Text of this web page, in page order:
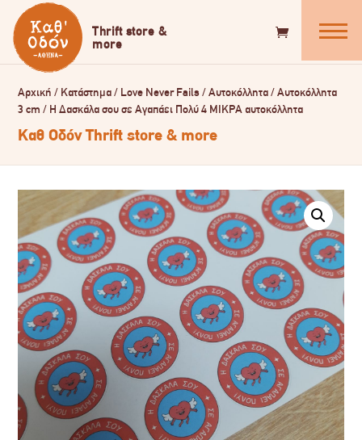
Αρχική / Κατάστημα/ Love Never Fails/Αυτοκόλλητα/Αυτοκόλλητα
3 cm / Η Δασκάλα σου σε Αγαπάει Πολύ 4 ΜΙΚΡΑ αυτοκόλλητα
Καθ Οδόν Thrift store & more